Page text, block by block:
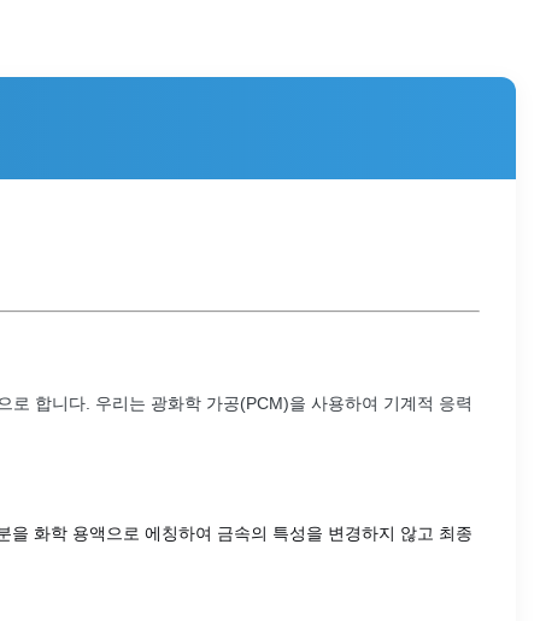
합니다. 우리는 광화학 가공(PCM)을 사용하여 기계적 응력
화학 용액으로 에칭하여 금속의 특성을 변경하지 않고 최종